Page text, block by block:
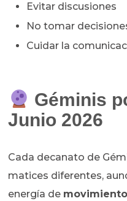
Evitar discusiones
No tomar
Cuidar la
Géminis
Junio 2026
Cada decanato de
matices diferentes,
energía de